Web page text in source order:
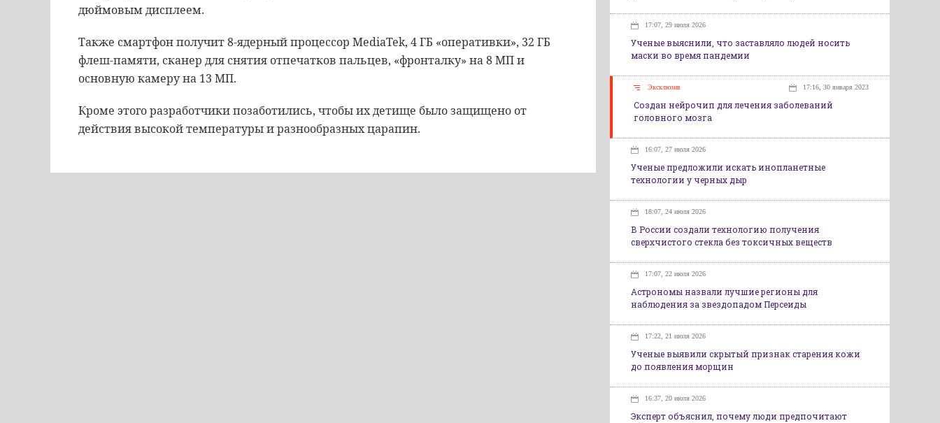
дюймовым дисплеем.
Также смартфон получит 8-ядерный процессор MediaTek, 4 ГБ «оперативки», 32 ГБ
флеш-памяти, сканер для снятия отпечатков пальцев, «фронталку» на 8 МП и
основную камеру на 13 МП.
Кроме этого разработчики позаботились, чтобы их детище было защищено от
действия высокой температуры и разнообразных царапин.
17:07, 29 июля 2026
Ученые выяснили, что заставляло людей носить
маски во время пандемии
Эксклюзив 17:16, 30 января 2023
Создан нейрочип для лечения заболеваний
головного мозга
16:07, 27 июля 2026
Ученые предложили искать инопланетные
технологии у черных дыр
18:07, 24 июля 2026
В России создали технологию получения
сверхчистого стекла без токсичных веществ
17:07, 22 июля 2026
Астрономы назвали лучшие регионы для
наблюдения за звездопадом Персеиды
17:22, 21 июля 2026
Ученые выявили скрытый признак старения кожи
до появления морщин
16:37, 20 июля 2026
Эксперт объяснил, почему люди предпочитают